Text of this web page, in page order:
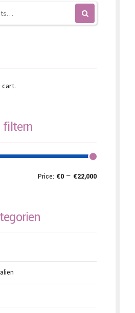
cart.
filtern
Price: €0 — €22,000